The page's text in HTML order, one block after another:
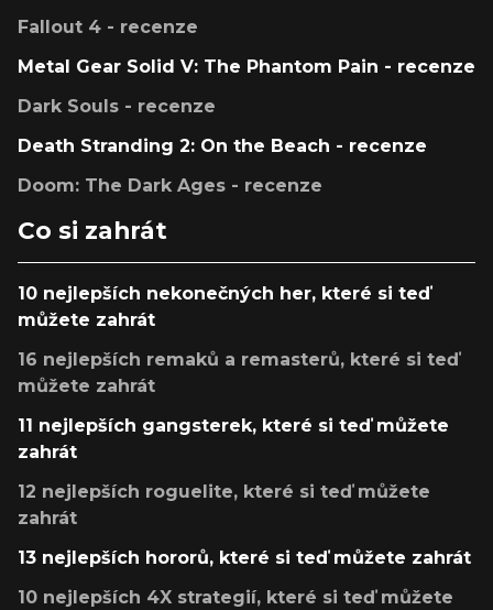
Fallout 4 - recenze
Metal Gear Solid V: The Phantom Pain - recenze
Dark Souls - recenze
Death Stranding 2: On the Beach - recenze
Doom: The Dark Ages - recenze
Co si zahrát
10 nejlepších nekonečných her, které si teď
můžete zahrát
16 nejlepších remaků a remasterů, které si teď
můžete zahrát
11 nejlepších gangsterek, které si teď můžete
zahrát
12 nejlepších roguelite, které si teď můžete
zahrát
13 nejlepších hororů, které si teď můžete zahrát
10 nejlepších 4X strategií, které si teď můžete